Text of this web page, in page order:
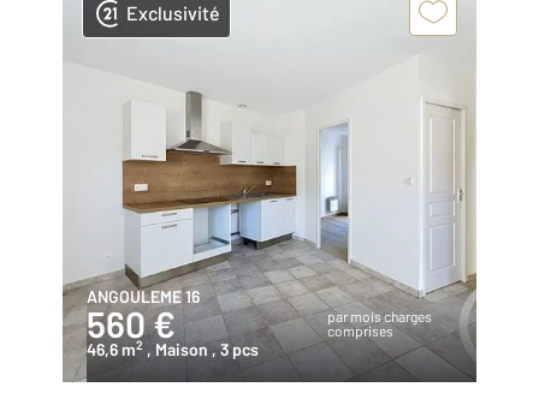
Exclusivité
ANGOULEME 16
560 €
par mois charges
comprises
46,6 m2 , Maison, 3 pcs